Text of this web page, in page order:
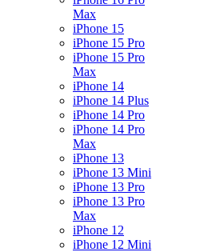
Max
iPhone 15
iPhone 15 Pro
iPhone 15 Pro
Max
iPhone 14
iPhone 14 Plus
iPhone 14 Pro
iPhone 14 Pro
Max
iPhone 13
iPhone 13 Mini
iPhone 13 Pro
iPhone 13 Pro
Max
iPhone 12
iPhone 12 Mini